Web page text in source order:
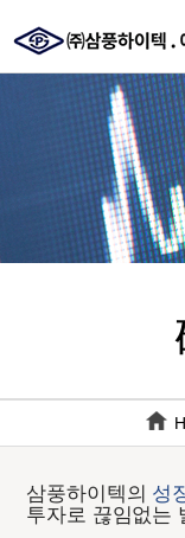
삼풍하이텍의 성
투자로 끊임없는